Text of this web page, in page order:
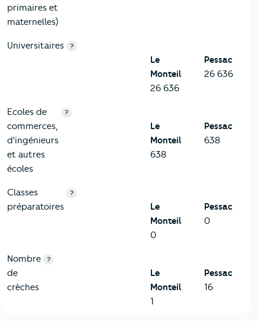
primaires et
maternelles)
Universitaires ?
Le
Monteil
26 636
Pessac
26 636
Ecoles de
commerces,
d'ingénieurs
et autres
écoles
?
Le
Monteil
638
Pessac
638
Classes
préparatoires
?
Le
Monteil
0
Pessac
0
Nombre
de
crèches
?
Le
Monteil
1
Pessac
16